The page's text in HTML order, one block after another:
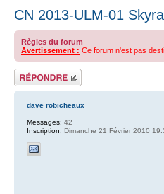
CN 2013-ULM-01
Règles du forum
Avertissement : Ce forum n'est pas
Répondre
dave robicheaux
Messages: 42
Inscription: Dimanche 21 Février 2010